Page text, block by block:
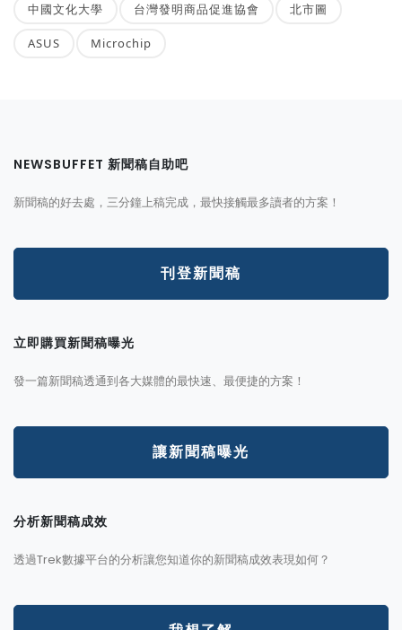
中國文化大學 台灣發明商品促進協會 北市圖
ASUS Microchip
NEWSBUFFET 新聞稿自助吧
新聞稿的好去處，三分鐘上稿完成，最快接觸最多讀者的方案！
刊登新聞稿
立即購買新聞稿曝光
發一篇新聞稿透通到各大媒體的最快速、最便捷的方案！
讓新聞稿曝光
分析新聞稿成效
透過Trek數據平台的分析讓您知道你的新聞稿成效表現如何？